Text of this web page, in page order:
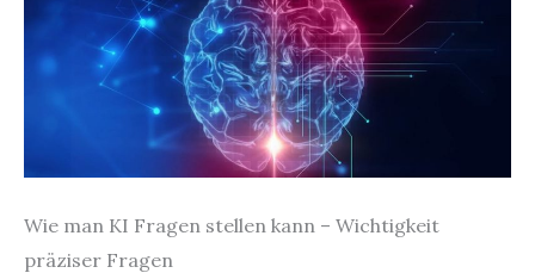
Wie man KI Fragen stellen kann – Wichtigkeit
präziser Fragen